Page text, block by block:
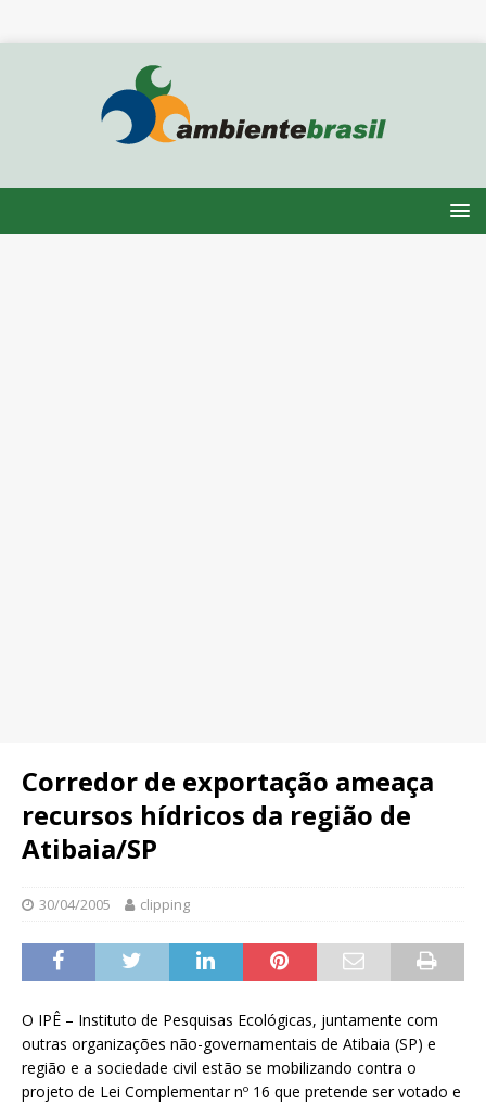
Corredor de exportação ameaça
recursos hídricos da região de
Atibaia/SP
30/04/2005 clipping
O IPÊ – Instituto de Pesquisas Ecológicas, juntamente com
outras organizações não-governamentais de Atibaia (SP) e
região e a sociedade civil estão se mobilizando contra o
projeto de Lei Complementar nº 16 que pretende ser votado e